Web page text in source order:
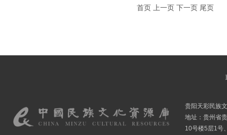
首页 上一页 下一页 尾页
贵阳天彩民族
地址：贵州省
10号楼5层1号